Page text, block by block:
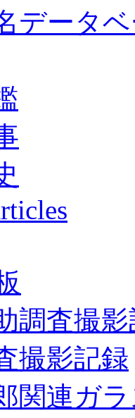
データ
調査撮
撮影記録
関連ガ